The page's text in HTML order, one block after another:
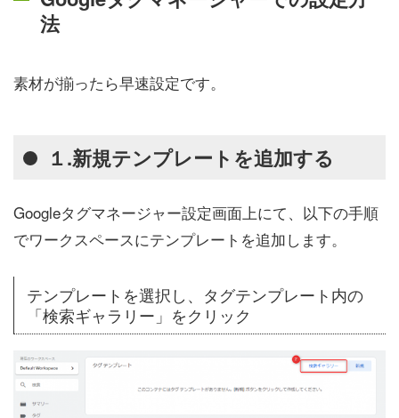
法
素材が揃ったら早速設定です。
１.新規テンプレートを追加する
Googleタグマネージャー設定画面上にて、以下の手順
でワークスペースにテンプレートを追加します。
テンプレートを選択し、タグテンプレート内の
「検索ギャラリー」をクリック